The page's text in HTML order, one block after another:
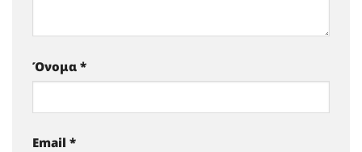
Όνομα *
Email *